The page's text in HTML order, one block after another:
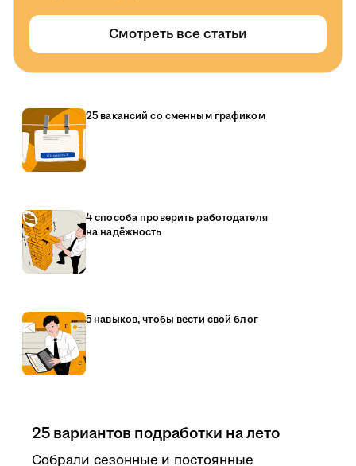
Смотреть все статьи
25 вакансий со сменным графиком
4 способа проверить работодателя
на надёжность
5 навыков, чтобы вести свой блог
25 вариантов подработки на лето
Собрали сезонные и постоянные